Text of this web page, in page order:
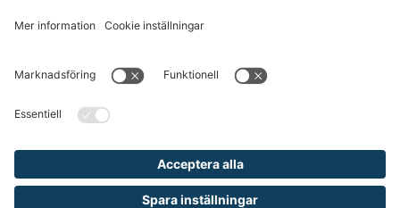
Personuppgiftshantering
Cookie inställningar
Om Runelandhs